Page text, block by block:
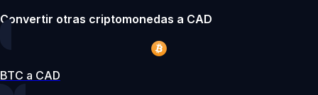
Convertir otras criptomonedas a CAD
BTC a CAD